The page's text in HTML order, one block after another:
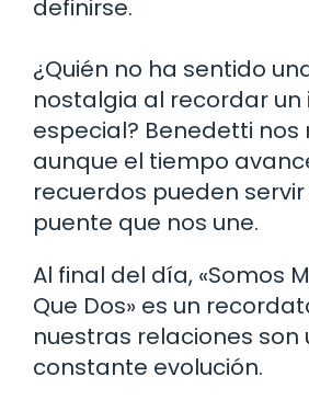
definirse.
¿Quién no ha sentido
nostalgia al recordar un
especial? Benedetti
aunque el tiempo
recuerdos pueden
puente que nos une.
Al final del día, «Somos
Que Dos» es un
nuestras relaciones son
constante evolución.